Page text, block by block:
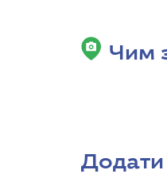
Чим
Додати